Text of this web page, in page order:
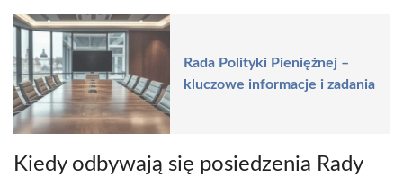
Rada Polityki Pieniężnej –
kluczowe informacje i zadania
Kiedy odbywają się posiedzenia Rady